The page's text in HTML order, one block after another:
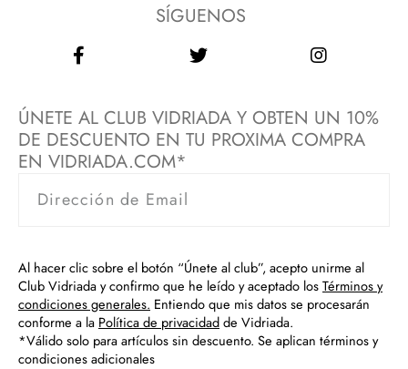
SÍGUENOS
ÚNETE AL CLUB VIDRIADA Y OBTEN UN 10%
DE DESCUENTO EN TU PROXIMA COMPRA
EN VIDRIADA.COM*
Al hacer clic sobre el botón “Únete al club”, acepto unirme al
Club Vidriada y confirmo que he leído y aceptado losTérminos y
condiciones generales. Entiendo que mis datos se procesarán
conforme a la Política de privacidadde Vidriada.
*Válido solo para artículos sin descuento. Se aplican términos y
condiciones adicionales